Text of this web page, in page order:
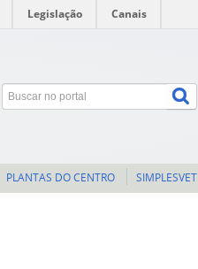
Legislação Canais
PLANTAS DO CENTRO SIMPLESVET